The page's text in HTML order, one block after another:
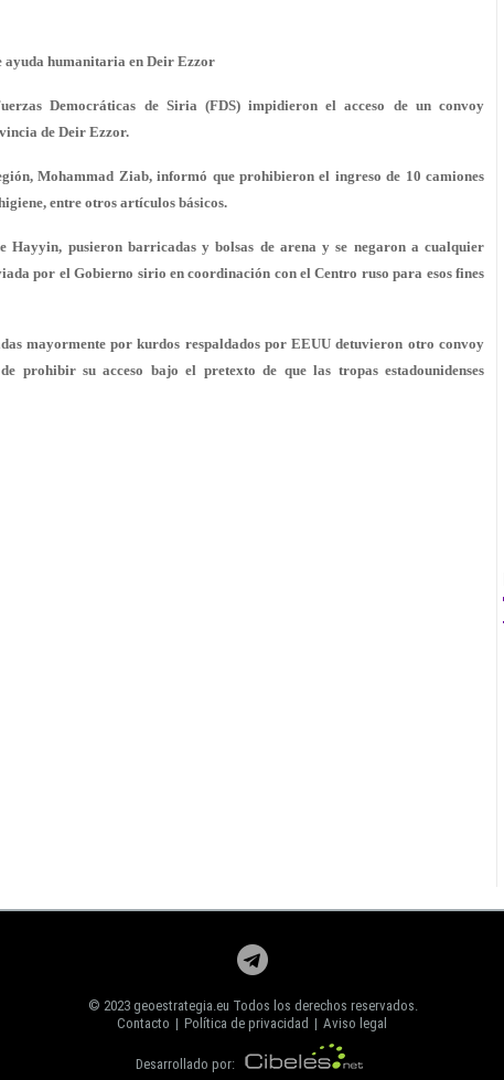
ayuda humanitaria en Deir Ezzor
Democráticas de Siria (FDS) impidieron el acceso de un convoy
de Deir Ezzor.
Mohammad Ziab, informó que prohibieron el ingreso de 10 camiones
entre otros artículos básicos.
pusieron barricadas y bolsas de arena y se negaron a cualquier
por el Gobierno sirio en coordinación con el Centro ruso para esos fines
mayormente por kurdos respaldados por EEUU detuvieron otro convoy
prohibir su acceso bajo el pretexto de que las tropas estadounidenses
© 2023 geoestrategia.eu Todos los derechos reservados.
Contacto | Política de privacidad | Aviso legal
Desarrollado por: